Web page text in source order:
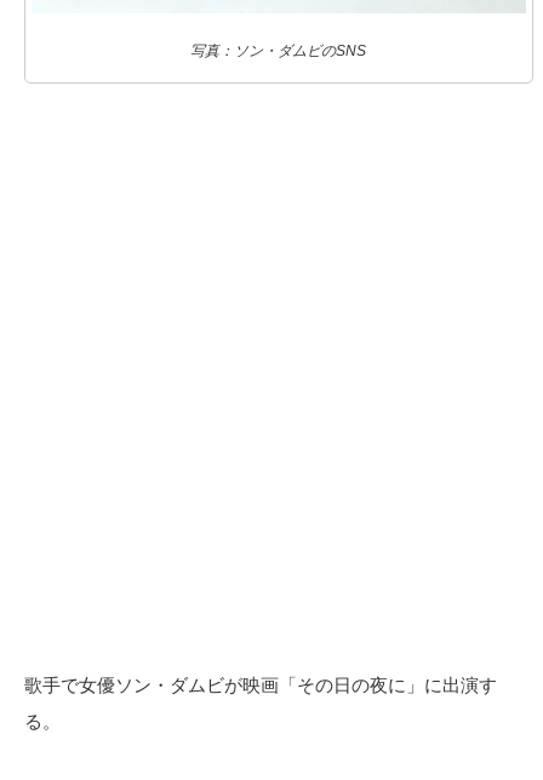
写真：ソン・ダムビのSNS
歌手で女優ソン・ダムビが映画「その日の夜に」に出演す
る。